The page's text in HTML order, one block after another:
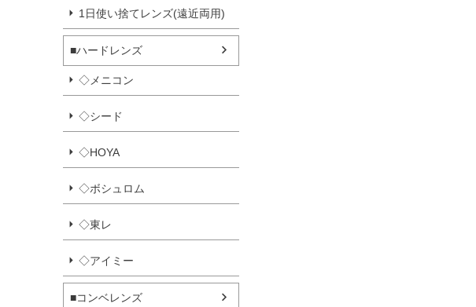
1日使い捨てレンズ(遠近両用)
■ハードレンズ
◇メニコン
◇シード
◇HOYA
◇ボシュロム
◇東レ
◇アイミー
■コンベレンズ